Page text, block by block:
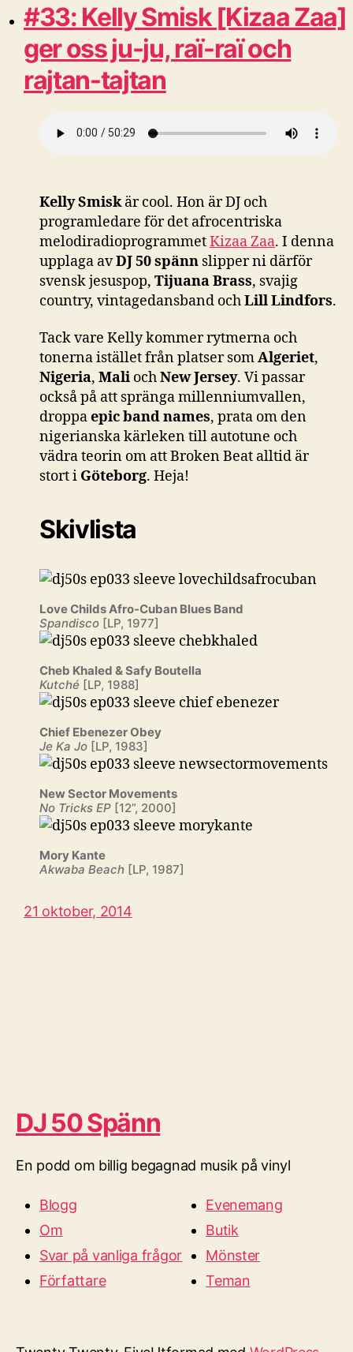
#33: Kelly Smisk [Kizaa Zaa]
ger oss ju-ju, raï-raï och
rajtan-tajtan
Kelly Smiskär cool. Hon är DJ och
programledare för det afrocentriska
melodiradioprogrammetKizaa Zaa. I denna
upplaga avDJ 50 spänn slipper ni därför
svensk jesuspop, Tijuana Brass, svajig
country, vintagedansband ochLill Lindfors.
Tack vare Kelly kommer rytmerna och
tonerna istället från platser somAlgeriet,
Nigeria, Mali ochNew Jersey. Vi passar
också på att spränga millenniumvallen,
droppaepic band names, prata om den
nigerianska kärleken till autotune och
vädra teorin om att Broken Beat alltid är
stort i Göteborg. Heja!
Skivlista
Love Childs Afro-Cuban Blues Band
Spandisco [LP, 1977]
Cheb Khaled & Safy Boutella
Kutché [LP, 1988]
Chief Ebenezer Obey
Je Ka Jo [LP, 1983]
New Sector Movements
No Tricks EP [12”, 2000]
Mory Kante
Akwaba Beach [LP, 1987]
21 oktober, 2014
DJ 50 Spänn
En podd om billig begagnad musik på vinyl
Blogg
Om
Svar på vanliga frågor
Författare
Evenemang
Butik
Mönster
Teman